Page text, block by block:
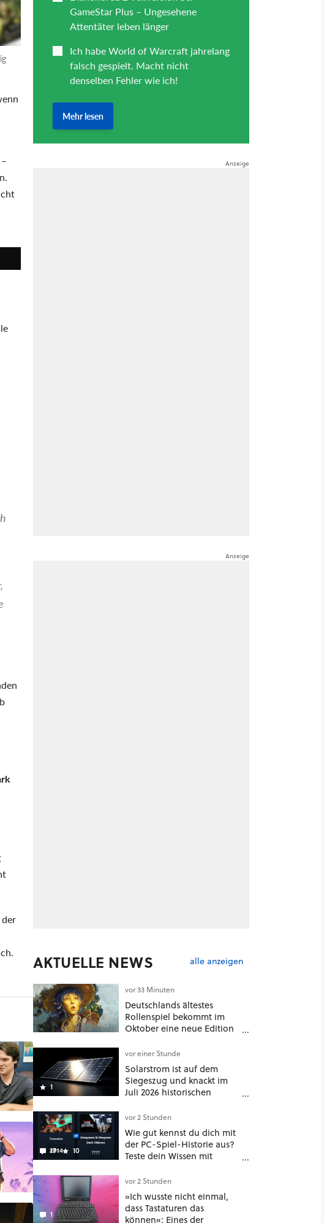
AKTUELLE NEWS alle anzeigen
vor 33 Minuten
Deutschlands ältestes
Rollenspiel bekommt im
Oktober eine neue Edition
1
vor einer Stunde
Solarstrom ist auf dem
Siegeszug und knackt im
Juli 2026 historischen
Erfolg bleibt unsichtbar
17 10
vor 2 Stunden
Wie gut kennst du dich mit
der PC-Spiel-Historie aus?
Teste dein Wissen mit
1
vor 2 Stunden
»Ich wusste nicht einmal,
dass Tastaturen das
können«: Eines der